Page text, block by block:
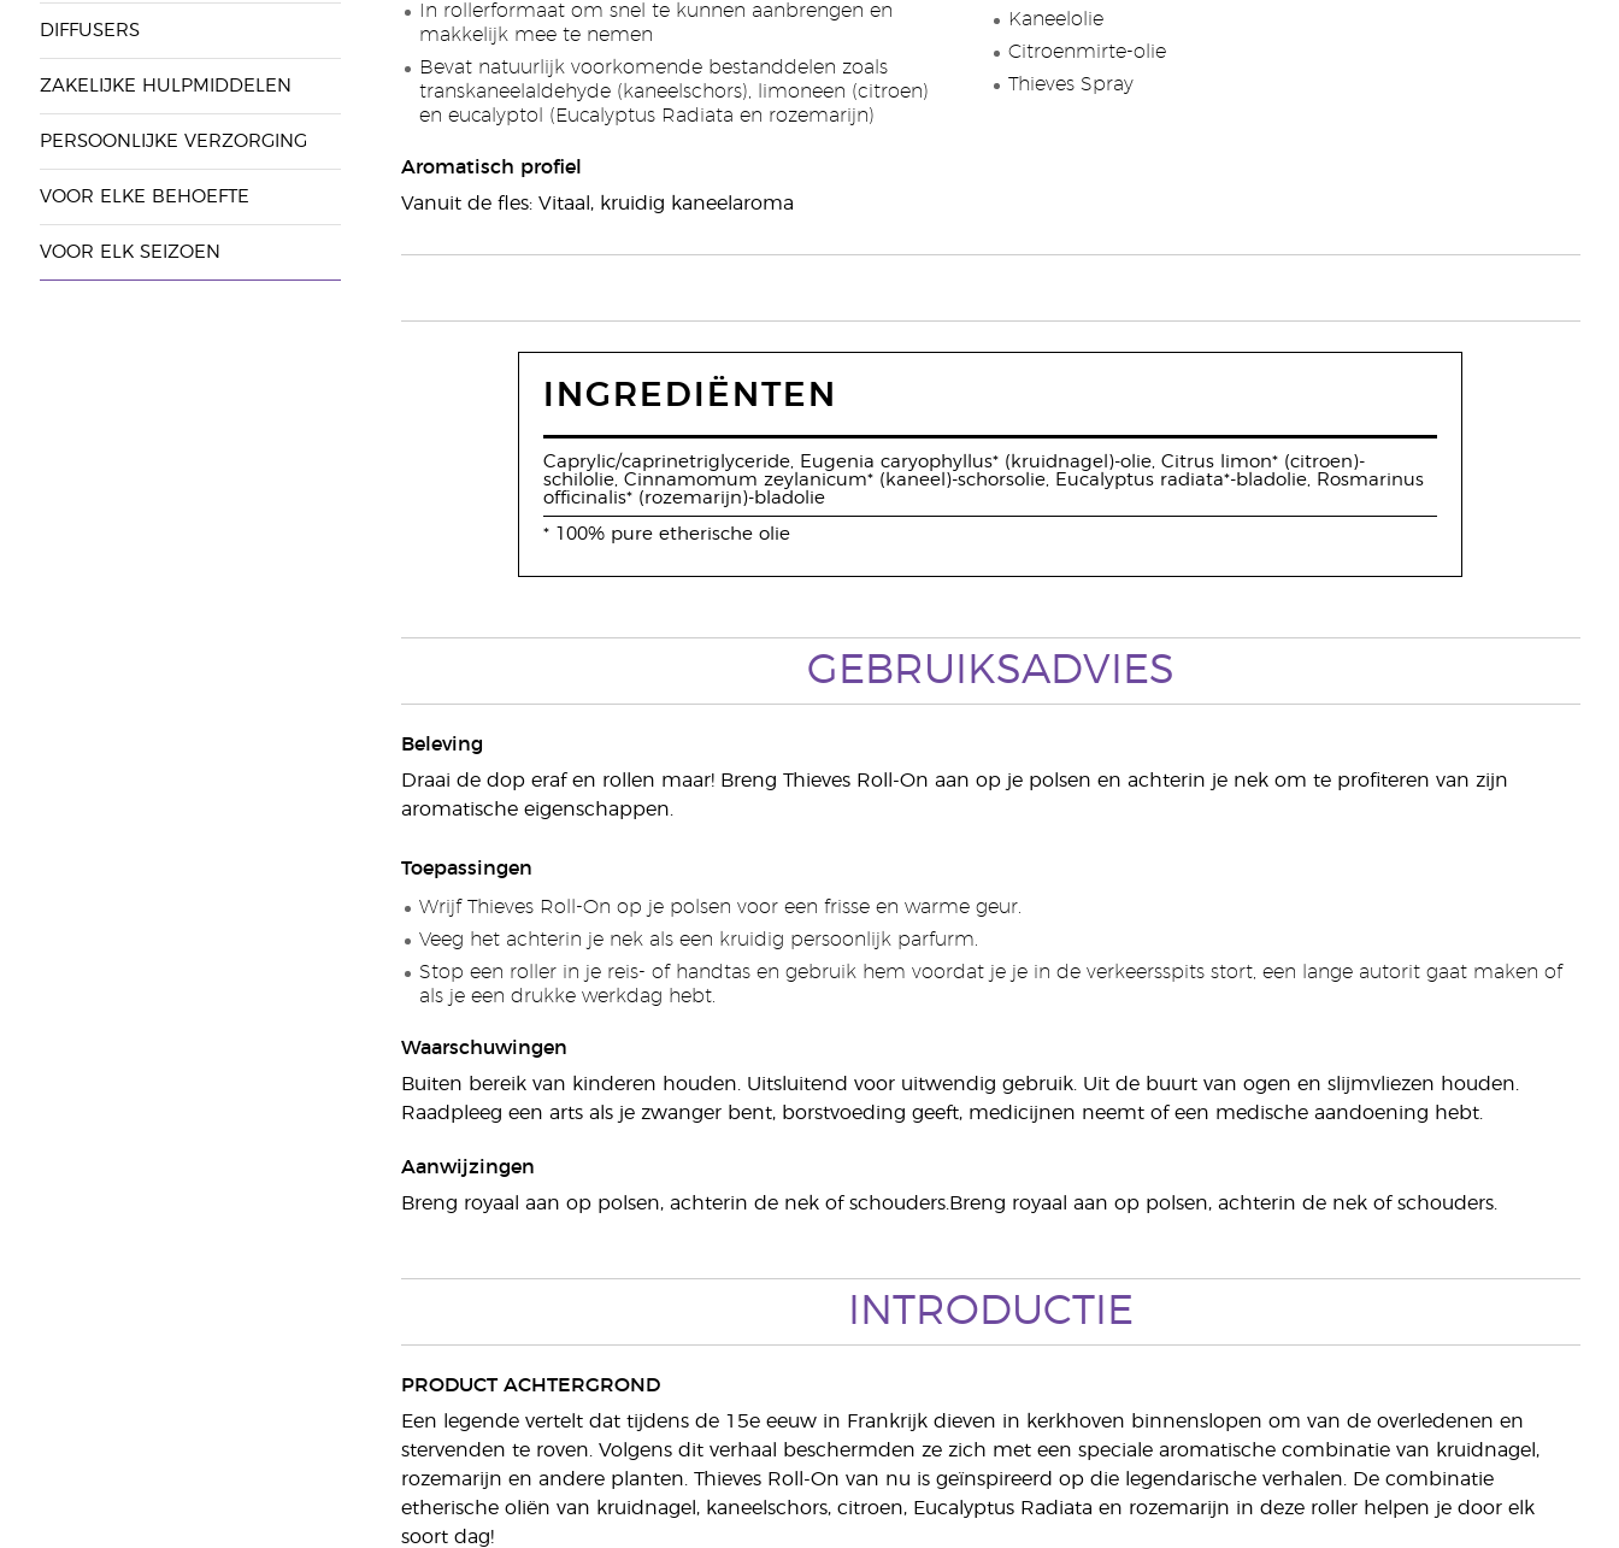
DIFFUSERS
ZAKELIJKE HULPMIDDELEN
PERSOONLIJKE VERZORGING
VOOR ELKE BEHOEFTE
VOOR ELK SEIZOEN
In rollerformaat om snel te kunnen aanbrengen en
makkelijk mee te nemen
Bevat natuurlijk voorkomende bestanddelen zoals
transkaneelaldehyde (kaneelschors), limoneen (citroen)
en eucalyptol (Eucalyptus Radiata en rozemarijn)
Aromatisch profiel
Vanuit de fles: Vitaal, kruidig kaneelaroma
Kaneelolie
Citroenmirte-olie
Thieves Spray
INGREDIËNTEN
Caprylic/caprinetriglyceride, Eugenia caryophyllus* (kruidnagel)-olie, Citrus limon* (citroen)-
schilolie, Cinnamomum zeylanicum* (kaneel)-schorsolie, Eucalyptus radiata*-bladolie, Rosmarinus
officinalis* (rozemarijn)-bladolie
* 100% pure etherische olie
GEBRUIKSADVIES
Beleving
Draai de dop eraf en rollen maar! Breng Thieves Roll-On aan op je polsen en achterin je nek om te profiteren van zijn
aromatische eigenschappen.
Toepassingen
Wrijf Thieves Roll-On op je polsen voor een frisse en warme geur.
Veeg het achterin je nek als een kruidig persoonlijk parfurm.
Stop een roller in je reis- of handtas en gebruik hem voordat je je in de verkeersspits stort, een lange autorit gaat maken of
als je een drukke werkdag hebt.
Waarschuwingen
Buiten bereik van kinderen houden. Uitsluitend voor uitwendig gebruik. Uit de buurt van ogen en slijmvliezen houden.
Raadpleeg een arts als je zwanger bent, borstvoeding geeft, medicijnen neemt of een medische aandoening hebt.
Aanwijzingen
Breng royaal aan op polsen, achterin de nek of schouders.Breng royaal aan op polsen, achterin de nek of schouders.
INTRODUCTIE
PRODUCT ACHTERGROND
Een legende vertelt dat tijdens de 15e eeuw in Frankrijk dieven in kerkhoven binnenslopen om van de overledenen en
stervenden te roven. Volgens dit verhaal beschermden ze zich met een speciale aromatische combinatie van kruidnagel,
rozemarijn en andere planten. Thieves Roll-On van nu is geïnspireerd op die legendarische verhalen. De combinatie
etherische oliën van kruidnagel, kaneelschors, citroen, Eucalyptus Radiata en rozemarijn in deze roller helpen je door elk
soort dag!